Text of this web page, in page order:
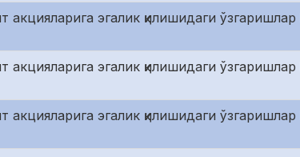
акцияларига эгалик қилишидаги
акцияларига эгалик қилишидаги
акцияларига эгалик қилишидаги